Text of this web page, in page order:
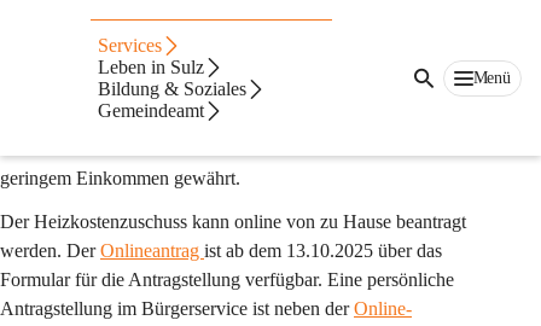
Services
Leben in Sulz
Bildung & Soziales
Gemeindeamt
Menü
Heizkostenzuschuss
2025/26
Wie in den vergangenen Jahren wird auch für die kommende
geringem Einkommen gewährt.
Der Heizkostenzuschuss kann online von zu Hause beantragt
werden. Der Onlineantrag ist ab dem 13.10.2025 über das
Formular für die Antragstellung verfügbar. Eine persönliche
Antragstellung im Bürgerservice ist neben der Online-